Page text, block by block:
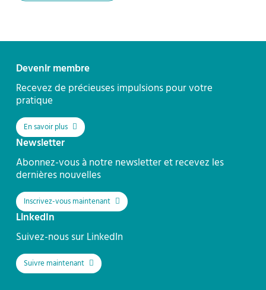
ContactDevenir membre
Recevez de précieuses impulsions pour votre
pratique
En savoir plus
Newsletter
Abonnez-vous à notre newsletter et recevez les
dernières nouvelles
Inscrivez-vous maintenant
LinkedIn
Suivez-nous sur LinkedIn
Suivre maintenant